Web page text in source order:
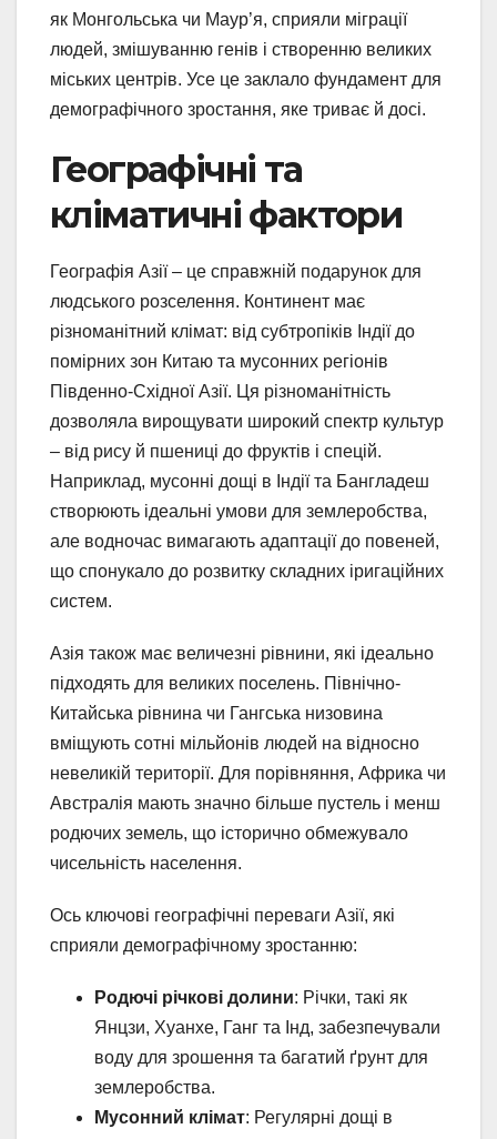
як Монгольська чи Маур’я, сприяли міграції
людей, змішуванню генів і створенню великих
міських центрів. Усе це заклало фундамент для
демографічного зростання, яке триває й досі.
Географічні та
кліматичні фактори
Географія Азії – це справжній подарунок для
людського розселення. Континент має
різноманітний клімат: від субтропіків Індії до
помірних зон Китаю та мусонних регіонів
Південно-Східної Азії. Ця різноманітність
дозволяла вирощувати широкий спектр культур
– від рису й пшениці до фруктів і спецій.
Наприклад, мусонні дощі в Індії та Бангладеш
створюють ідеальні умови для землеробства,
але водночас вимагають адаптації до повеней,
що спонукало до розвитку складних іригаційних
систем.
Азія також має величезні рівнини, які ідеально
підходять для великих поселень. Північно-
Китайська рівнина чи Гангська низовина
вміщують сотні мільйонів людей на відносно
невеликій території. Для порівняння, Африка чи
Австралія мають значно більше пустель і менш
родючих земель, що історично обмежувало
чисельність населення.
Ось ключові географічні переваги Азії, які
сприяли демографічному зростанню:
Родючі річкові долини: Річки, такі як
Янцзи, Хуанхе, Ганг та Інд, забезпечували
воду для зрошення та багатий ґрунт для
землеробства.
Мусонний клімат: Регулярні дощі в